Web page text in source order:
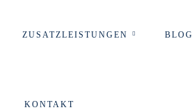
ZUSATZLEISTUNGEN BLOG
KONTAKT